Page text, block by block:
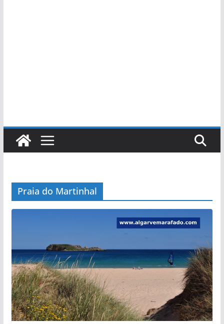
Praia do Martinhal